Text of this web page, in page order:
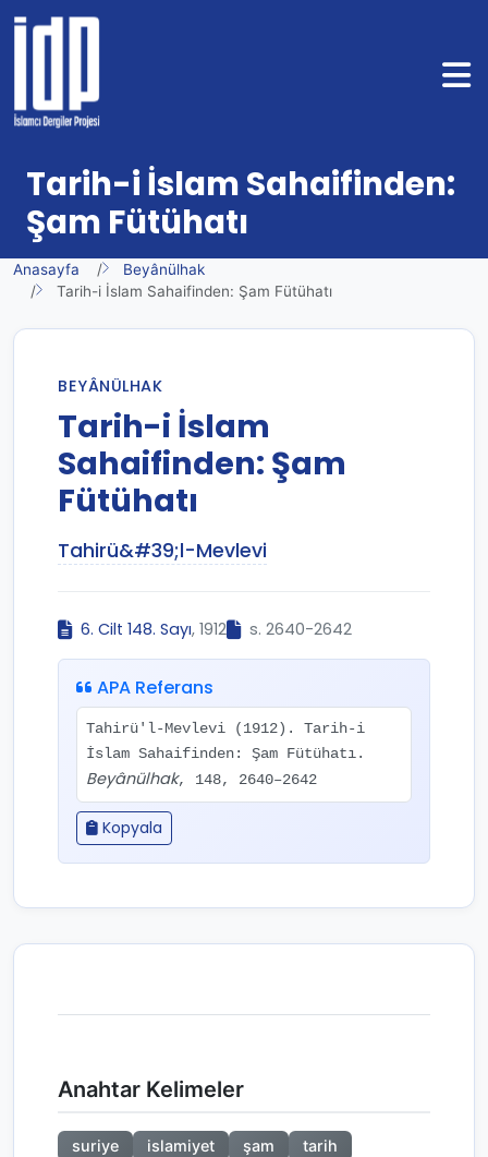
Tarih-i İslam Sahaifinden:
Şam Fütühatı
Anasayfa
Beyânülhak
Tarih-i İslam Sahaifinden: Şam Fütühatı
BEYÂNÜLHAK
Tarih-i İslam
Sahaifinden: Şam
Fütühatı
Tahirü&#39;l-Mevlevi
6. Cilt 148. Sayı, 1912 s. 2640-2642
APA Referans
Tahirü'l-Mevlevi (1912). Tarih-i
İslam Sahaifinden: Şam Fütühatı.
Beyânülhak, 148, 2640–2642
Kopyala
Anahtar Kelimeler
suriye islamiyet şam
tarih